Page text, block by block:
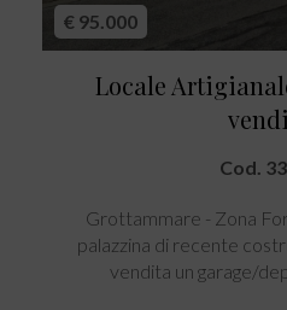
€ 95.000
Locale
Cod.
Grottammare - Zona
palazzina di recente
vendita un garage/